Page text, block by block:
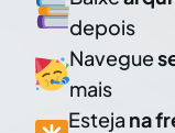
depois
Navegue
mais
Esteja na